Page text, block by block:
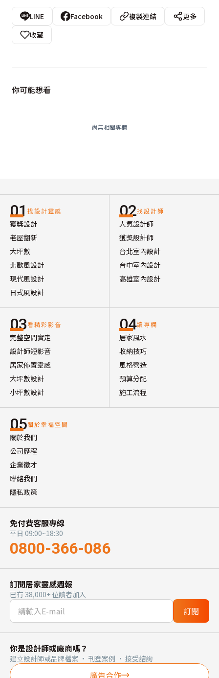
LINE Facebook 複製連結
更多
收藏
你可能想看
尚無相關專欄
01 找設計靈感
獲獎設計
老屋翻新
大坪數
北歐風設計
現代風設計
日式風設計
02找設計師
人氣設計師
獲獎設計師
台北室內設計
台中室內設計
高雄室內設計
03看精彩影音
完整空間實走
設計師短影音
居家佈置靈感
大坪數設計
小坪數設計
04讀專欄
居家風水
收納技巧
風格營造
預算分配
施工流程
05關於幸福空間
關於我們
公司歷程
企業徵才
聯絡我們
隱私政策
免付費客服專線
平日 09:00~18:30
0800-366-086
訂閱居家靈感週報
已有 38,000+ 位讀者加入
訂閱
你是設計師或廠商嗎？
建立設計師或品牌檔案 · 刊登案例 · 接受諮詢
廣告合作